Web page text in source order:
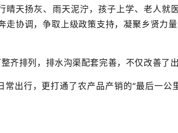
晴天扬灰、雨天泥泞，孩子上学、老人就
走协调，争取上级政策支持，凝聚乡贤力
齐排列，排水沟渠配套完善，不仅改善了
出行，更打通了农产品产销的“最后一公